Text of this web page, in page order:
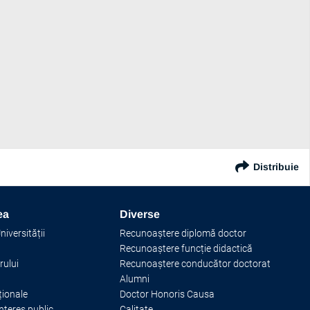
Distribuie
Diverse
Recunoaștere diplomă doctor
Recunoaștere funcție didactică
Recunoaștere conducător doctorat
Alumni
Doctor Honoris Causa